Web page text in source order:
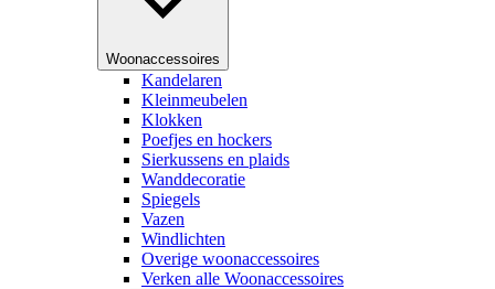
Woonaccessoires
Kandelaren
Kleinmeubelen
Klokken
Poefjes en hockers
Sierkussens en plaids
Wanddecoratie
Spiegels
Vazen
Windlichten
Overige woonaccessoires
Verken alle Woonaccessoires